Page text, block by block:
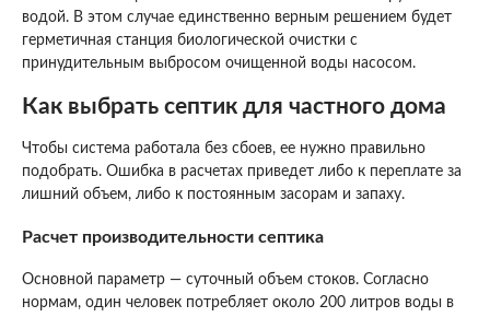
водой. В этом случае единственно верным решением будет
герметичная станция биологической очистки с
принудительным выбросом очищенной воды насосом.
Как выбрать септик для частного дома
Чтобы система работала без сбоев, ее нужно правильно
подобрать. Ошибка в расчетах приведет либо к переплате за
лишний объем, либо к постоянным засорам и запаху.
Расчет производительности септика
Основной параметр — суточный объем стоков. Согласно
нормам, один человек потребляет около 200 литров воды в